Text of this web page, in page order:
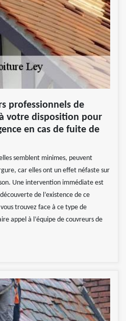
professionnels de
votre disposition pour
en cas de fuite de
semblent minimes, peuvent
car elles ont un effet néfaste sur
Une intervention immédiate est
de l’existence de ce
trouvez face à ce type de
appel à l’équipe de couvreurs de